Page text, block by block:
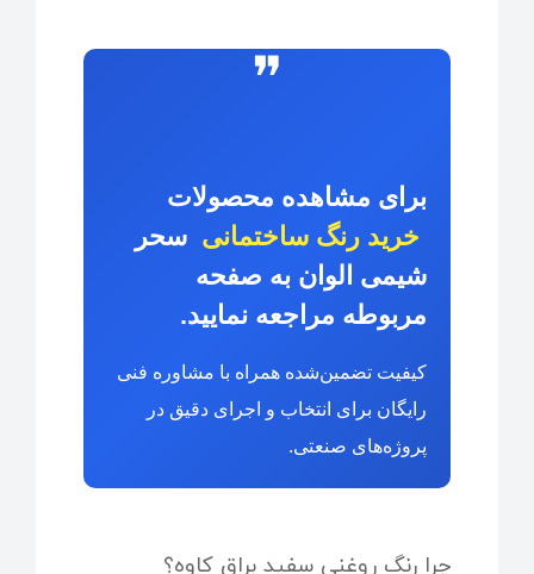
❞
برای مشاهده محصولات
خرید رنگ ساختمانی سحر
شیمی الوان به صفحه
مربوطه مراجعه نمایید.
کیفیت تضمین‌شده همراه با مشاوره فنی
رایگان برای انتخاب و اجرای دقیق در
پروژه‌های صنعتی.
چرا رنگ روغنی سفید براق کاوه؟